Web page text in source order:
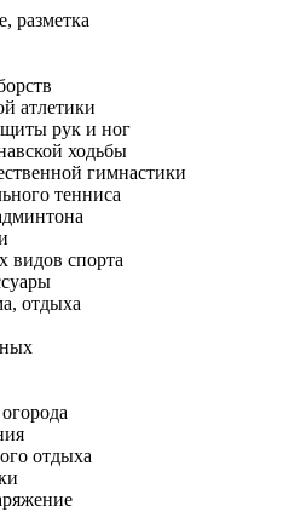
разметка
атлетики
рук и ног
ходьбы
гимнастики
тенниса
видов спорта
отдыха
отдыха